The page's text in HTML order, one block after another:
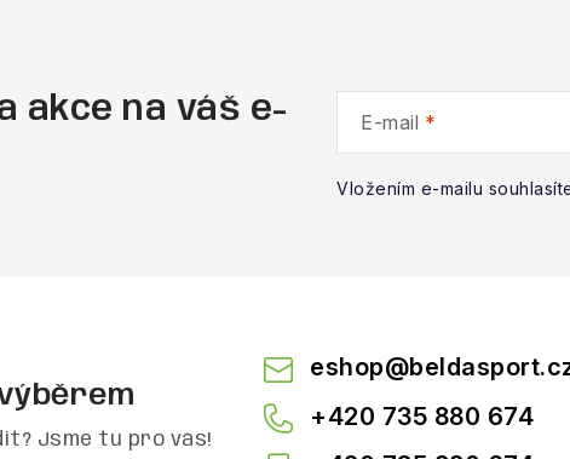
akce na váš e-
E-mail
Vložením e-mailu
Jsme tu pro vás!
eshop@
+420 735 880 674